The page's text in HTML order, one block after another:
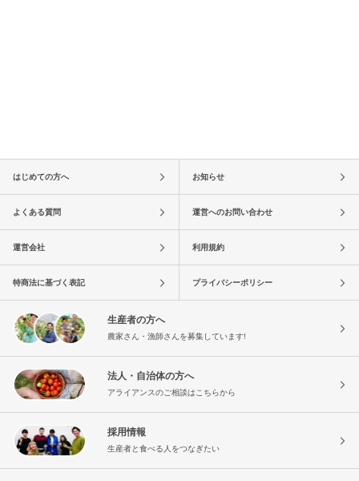
はじめての方へ お知らせ
よくある質問 運営へのお問い合わせ
運営会社 利用規約
特商法に基づく表記 プライバシーポリシー
生産者の方へ
農家さん・漁師さんを募集しています!
法人・自治体の方へ
アライアンスのご相談はこちらから
採用情報
生産者と食べる人をつなぎたい